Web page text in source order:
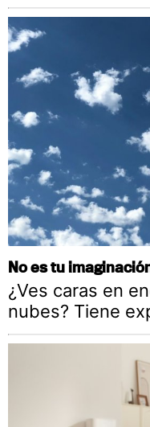
No es tu
¿Ves caras en
nubes? Tiene